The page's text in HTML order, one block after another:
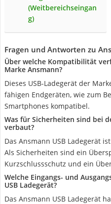
(Weitbereichseingan
g)
Fragen und Antworten zu
Über welche Kompatibilität
Marke Ansmann?
Dieses USB-Ladegerät der
fähigen Endgeräten, wie zum
Smartphones kompatibel.
Was für Sicherheiten sind bei
verbaut?
Das Ansmann USB Ladegerät
Als Sicherheiten sind ein
Kurzschlussschutz und ein
Welche Eingangs- und
USB Ladegerät?
Das Ansmann USB Ladegerät